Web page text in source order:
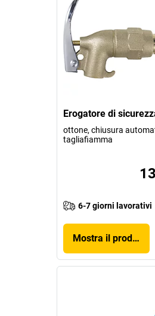
Erogatore di
ottone, chiusura
tagliafiamma
6-7 giorni lavorativi
Mostra il prodotto